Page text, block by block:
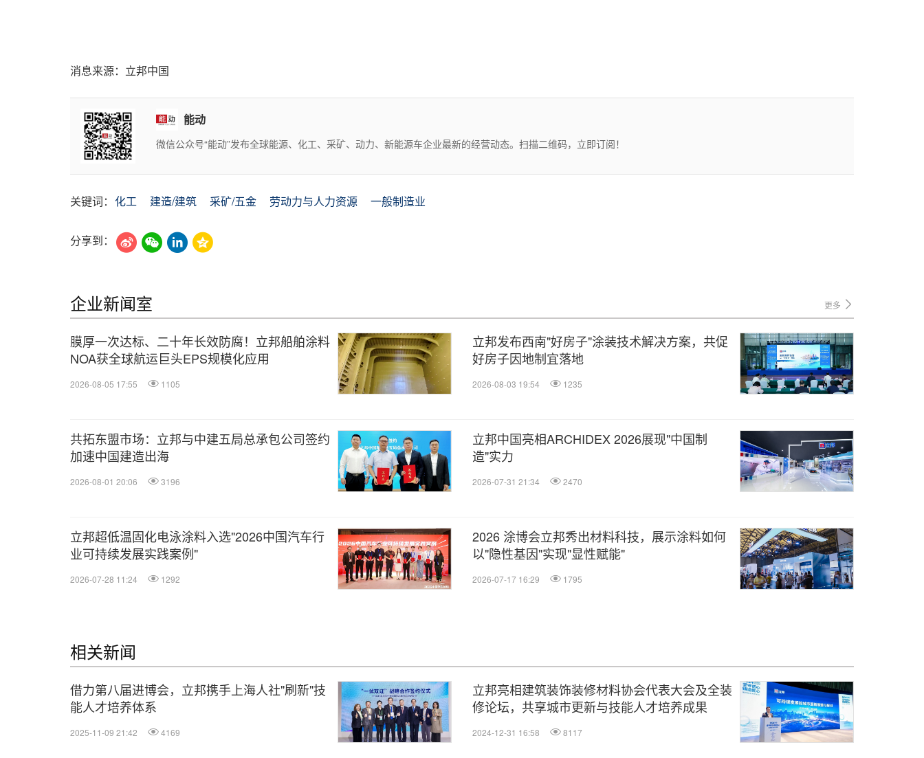
消息来源：立邦中国
能动
微信公众号“能动”发布全球能源、化工、采矿、动力、新能源车企业最新的经营动态。扫描二维码，立即订阅！
关键词： 化工 建造/建筑 采矿/五金 劳动力与人力资源 一般制造业
分享到：
企业新闻室 更多
膜厚一次达标、二十年长效防腐！立邦船舶涂料
NOA获全球航运巨头EPS规模化应用
2026-08-05 17:55 1105
立邦发布西南"好房子"涂装技术解决方案，共促
好房子因地制宜落地
2026-08-03 19:54 1235
共拓东盟市场：立邦与中建五局总承包公司签约
加速中国建造出海
2026-08-01 20:06 3196
立邦中国亮相ARCHIDEX 2026展现"中国制
造"实力
2026-07-31 21:34 2470
立邦超低温固化电泳涂料入选"2026中国汽车行
业可持续发展实践案例"
2026-07-28 11:24 1292
2026 涂博会立邦秀出材料科技，展示涂料如何
以"隐性基因"实现"显性赋能"
2026-07-17 16:29 1795
相关新闻
借力第八届进博会，立邦携手上海人社"刷新"技
能人才培养体系
2025-11-09 21:42 4169
立邦亮相建筑装饰装修材料协会代表大会及全装
修论坛，共享城市更新与技能人才培养成果
2024-12-31 16:58 8117